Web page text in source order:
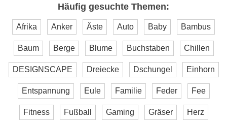
Häufig gesuchte Themen:
Afrika Anker Äste Auto Baby Bambus
Baum Berge Blume Buchstaben Chillen
DESIGNSCAPE Dreiecke Dschungel Einhorn
Entspannung Eule Familie Feder Fee
Fitness Fußball Gaming Gräser Herz